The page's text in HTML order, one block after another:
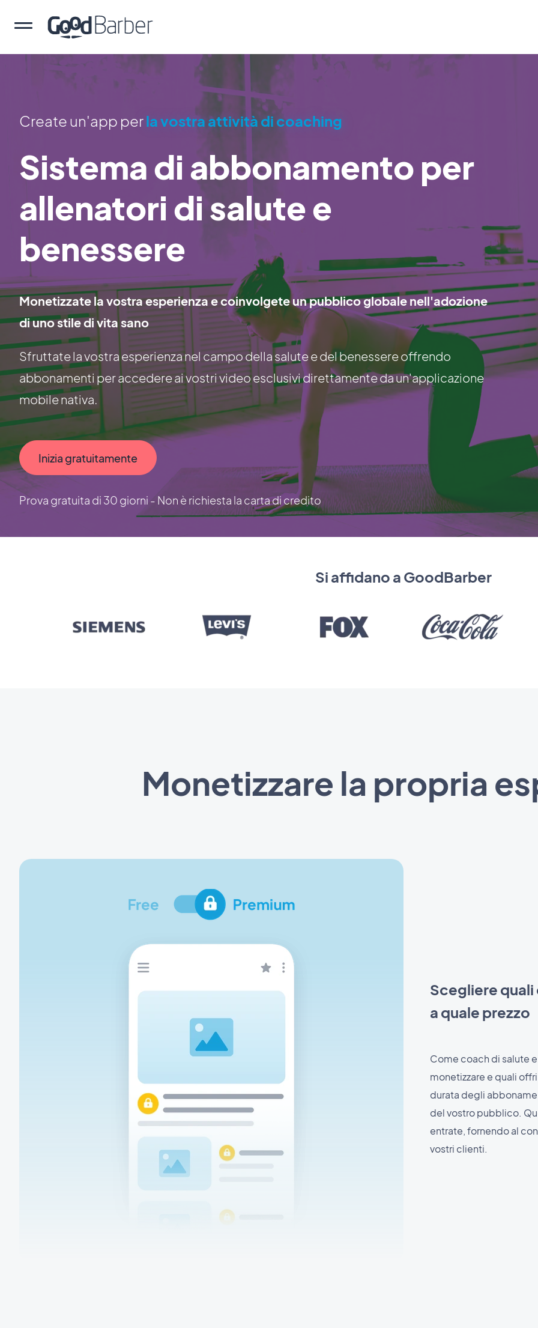
Create un'app perla vostra attività di coaching
Sistema di abbonamento per
allenatori di salute e
benessere
Monetizzate la vostra esperienza e coinvolgete un pubblico globale nell'adozione
di uno stile di vita sano
Sfruttate la vostra esperienza nel campo della salute e del benessere offrendo
abbonamenti per accedere ai vostri video esclusivi direttamente da un'applicazione
mobile nativa.
Inizia gratuitamente
Prova gratuita di 30 giorni - Non è richiesta la carta di credito
Si affidano a GoodBarber
Monetizzare la propria
Scegliere
a quale prezzo
Come coach di salute
monetizzare e quali
durata degli
del vostro pubblico.
entrate, fornendo al
vostri clienti.